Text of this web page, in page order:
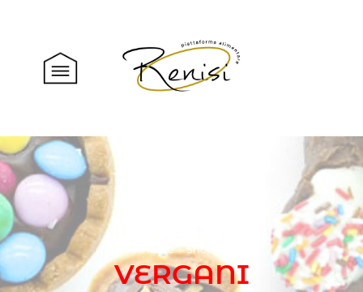
Home Shop
VERGANI